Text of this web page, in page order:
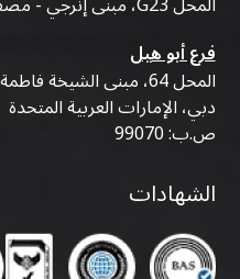
فرع أبو هيل
المحل 64، مبنى الشيخة
دبي، الإمارات العربية المتحدة
ص.ب: 99070
الشهادات